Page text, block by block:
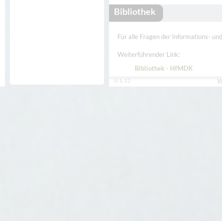
Bibliothek
Für alle Fragen der Informations-
Weiterführender Link:
Bibliothek - HfMDK
0.1.12